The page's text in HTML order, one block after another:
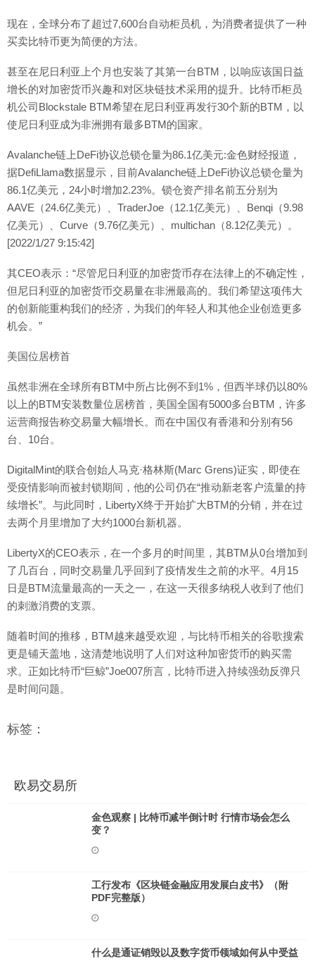
现在，全球分布了超过7,600台自动柜员机，为消费者提供了一种
买卖比特币更为简便的方法。
甚至在尼日利亚上个月也安装了其第一台BTM，以响应该国日益
增长的对加密货币兴趣和对区块链技术采用的提升。比特币柜员
机公司Blockstale BTM希望在尼日利亚再发行30个新的BTM，以
使尼日利亚成为非洲拥有最多BTM的国家。
Avalanche链上DeFi协议总锁仓量为86.1亿美元:金色财经报道，
据DefiLlama数据显示，目前Avalanche链上DeFi协议总锁仓量为
86.1亿美元，24小时增加2.23%。锁仓资产排名前五分别为
AAVE（24.6亿美元）、TraderJoe（12.1亿美元）、Benqi（9.98
亿美元）、Curve（9.76亿美元）、multichan（8.12亿美元）。
[2022/1/27 9:15:42]
其CEO表示：“尽管尼日利亚的加密货币存在法律上的不确定性，
但尼日利亚的加密货币交易量在非洲最高的。我们希望这项伟大
的创新能重构我们的经济，为我们的年轻人和其他企业创造更多
机会。”
美国位居榜首
虽然非洲在全球所有BTM中所占比例不到1%，但西半球仍以80%
以上的BTM安装数量位居榜首，美国全国有5000多台BTM，许多
运营商报告称交易量大幅增长。而在中国仅有香港和分别有56
台、10台。
DigitalMint的联合创始人马克·格林斯(Marc Grens)证实，即使在
受疫情影响而被封锁期间，他的公司仍在“推动新老客户流量的持
续增长”。与此同时，LibertyX终于开始扩大BTM的分销，并在过
去两个月里增加了大约1000台新机器。
LibertyX的CEO表示，在一个多月的时间里，其BTM从0台增加到
了几百台，同时交易量几乎回到了疫情发生之前的水平。4月15
日是BTM流量最高的一天之一，在这一天很多纳税人收到了他们
的刺激消费的支票。
随着时间的推移，BTM越来越受欢迎，与比特币相关的谷歌搜索
更是铺天盖地，这清楚地说明了人们对这种加密货币的购买需
求。正如比特币“巨鲸”Joe007所言，比特币进入持续强劲反弹只
是时间问题。
标签：
欧易交易所
金色观察 | 比特币减半倒计时 行情市场会怎么
变？
工行发布《区块链金融应用发展白皮书》（附
PDF完整版）
什么是通证销毁以及数字货币领域如何从中受益